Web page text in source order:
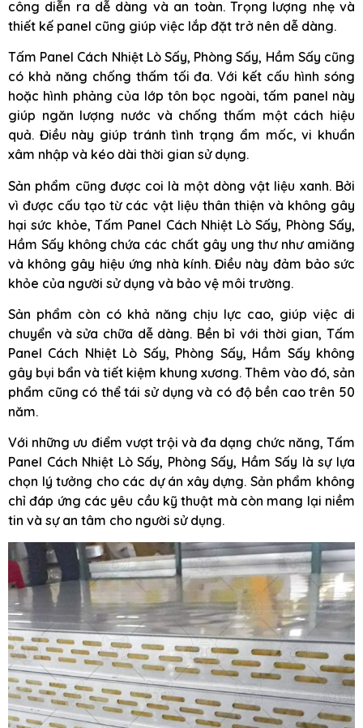
công diễn ra dễ dàng và an toàn. Trọng lượng nhẹ và
thiết kế panel cũng giúp việc lắp đặt trở nên dễ dàng.
Tấm Panel Cách Nhiệt Lò Sấy, Phòng Sấy, Hầm Sấy cũng
có khả năng chống thấm tối đa. Với kết cấu hình sóng
hoặc hình phảng của lớp tôn bọc ngoài, tấm panel này
giúp ngăn lượng nước và chống thấm một cách hiệu
quả. Điều này giúp tránh tình trạng ẩm mốc, vi khuẩn
xâm nhập và kéo dài thời gian sử dụng.
Sản phẩm cũng được coi là một dòng vật liệu xanh. Bởi
vì được cấu tạo từ các vật liệu thân thiện và không gây
hại sức khỏe, Tấm Panel Cách Nhiệt Lò Sấy, Phòng Sấy,
Hầm Sấy không chứa các chất gây ung thư như amiăng
và không gây hiệu ứng nhà kính. Điều này đảm bảo sức
khỏe của người sử dụng và bảo vệ môi trường.
Sản phẩm còn có khả năng chịu lực cao, giúp việc di
chuyển và sửa chữa dễ dàng. Bền bỉ với thời gian, Tấm
Panel Cách Nhiệt Lò Sấy, Phòng Sấy, Hầm Sấy không
gây bụi bẩn và tiết kiệm khung xương. Thêm vào đó, sản
phẩm cũng có thể tái sử dụng và có độ bền cao trên 50
năm.
Với những ưu điểm vượt trội và đa dạng chức năng, Tấm
Panel Cách Nhiệt Lò Sấy, Phòng Sấy, Hầm Sấy là sự lựa
chọn lý tưởng cho các dự án xây dựng. Sản phẩm không
chỉ đáp ứng các yêu cầu kỹ thuật mà còn mang lại niềm
tin và sự an tâm cho người sử dụng.